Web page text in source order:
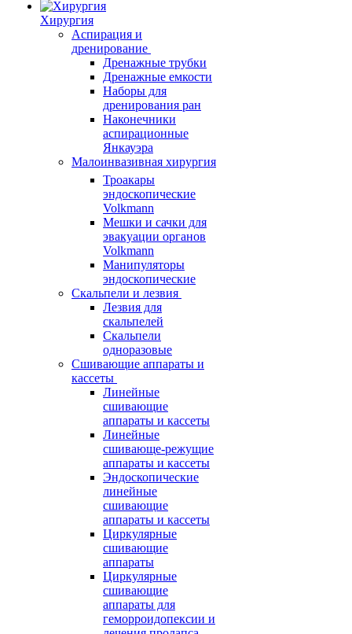
Хирургия
Аспирация и
дренирование
Дренажные трубки
Дренажные емкости
Наборы для
дренирования ран
Наконечники
аспирационные
Янкауэра
Малоинвазивная хирургия
Троакары
эндоскопические
Volkmann
Мешки и сачки для
эвакуации органов
Volkmann
Манипуляторы
эндоскопические
Скальпели и лезвия
Лезвия для
скальпелей
Скальпели
одноразовые
Сшивающие аппараты и
кассеты
Линейные
сшивающие
аппараты и кассеты
Линейные
сшивающе-режущие
аппараты и кассеты
Эндоскопические
линейные
сшивающие
аппараты и кассеты
Циркулярные
сшивающие
аппараты
Циркулярные
сшивающие
аппараты для
геморроидопексии и